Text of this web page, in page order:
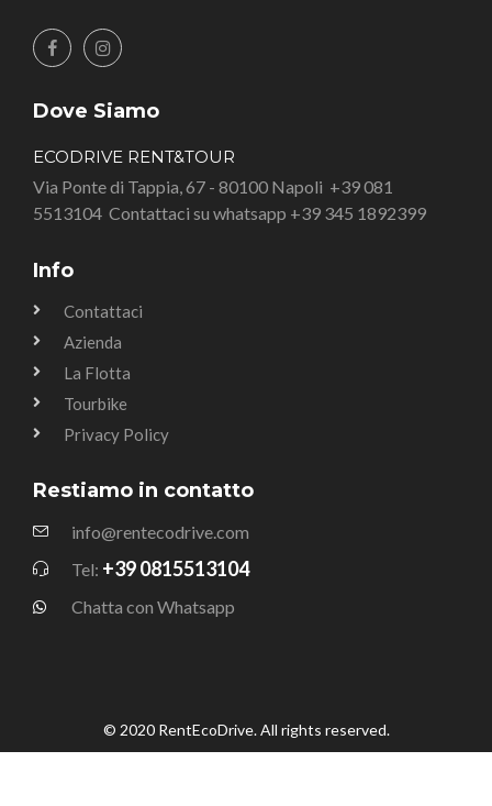
Dove Siamo
ECODRIVE RENT&TOUR
Via Ponte di Tappia, 67 - 80100 Napoli +39 081
5513104 Contattaci su whatsapp +39 345 1892399
Info
Contattaci
Azienda
La Flotta
Tourbike
Privacy Policy
Restiamo in contatto
info@rentecodrive.com
Tel: +39 0815513104
Chatta con Whatsapp
© 2020 RentEcoDrive. All rights reserved.